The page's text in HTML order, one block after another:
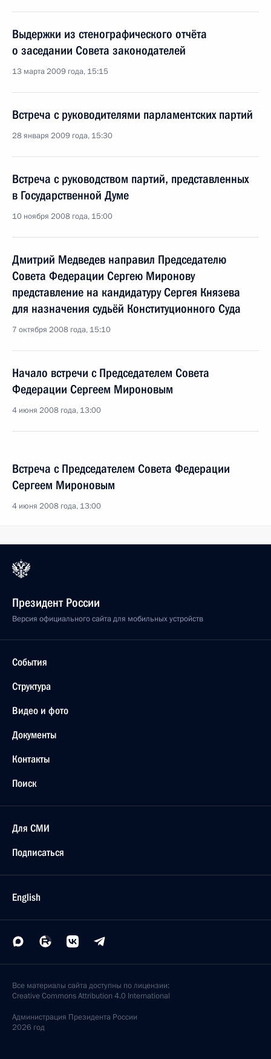
Выдержки из стенографического отчёта
о заседании Совета законодателей
13 марта 2009 года, 15:15
Встреча с руководителями парламентских партий
28 января 2009 года, 15:30
Встреча с руководством партий, представленных
в Государственной Думе
10 ноября 2008 года, 15:00
Дмитрий Медведев направил Председателю
Совета Федерации Сергею Миронову
представление на кандидатуру Сергея Князева
для назначения судьёй Конституционного Суда
7 октября 2008 года, 15:10
Начало встречи с Председателем Совета
Федерации Сергеем Мироновым
4 июня 2008 года, 13:00
Встреча с Председателем Совета Федерации
Сергеем Мироновым
4 июня 2008 года, 13:00
Президент России
Версия официального сайта для мобильных устройств
События
Структура
Видео и фото
Документы
Контакты
Поиск
Для СМИ
Подписаться
English
Все материалы сайта доступны по лицензии:
Creative Commons Attribution 4.0 International
Администрация Президента России
2026 год